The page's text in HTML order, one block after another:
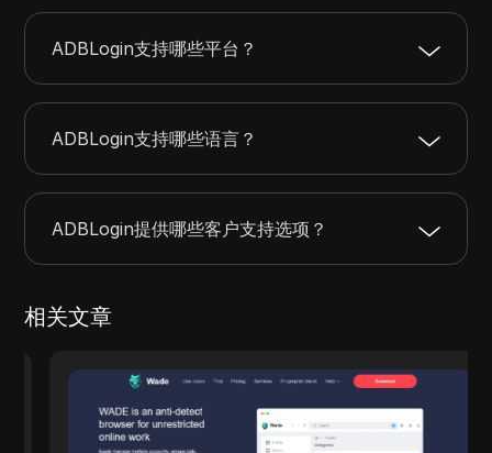
ADBLogin支持哪些平台？
ADBLogin支持哪些语言？
ADBLogin提供哪些客户支持选项？
相关文章